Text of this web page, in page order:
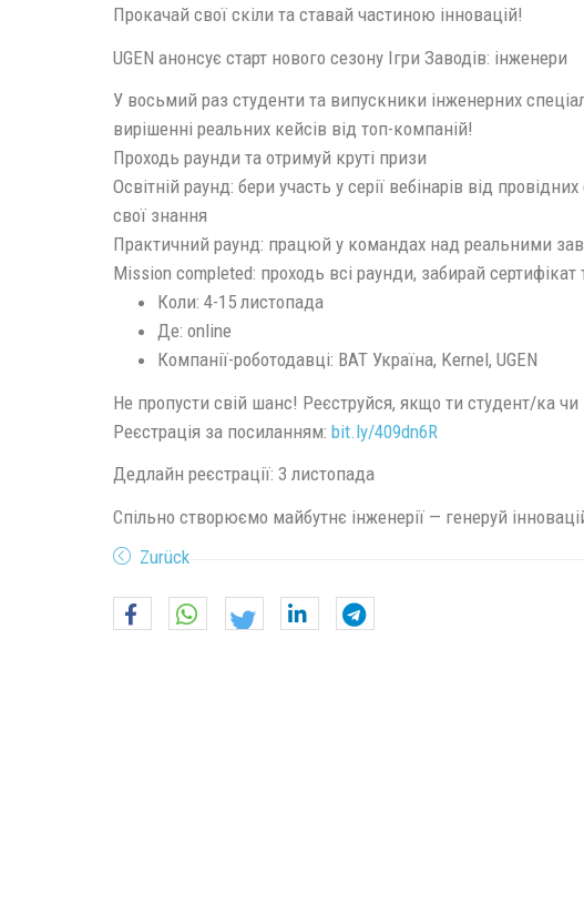
Прокачай свої скіли та ставай частиною інновацій!
UGEN анонсує старт нового сезону Ігри Заводів: інженери
У восьмий раз студенти та випускники інженерних
вирішенні реальних кейсів від топ-компаній!
Проходь раунди та отримуй круті призи
Освітній раунд: бери участь у серії вебінарів від
свої знання
Практичний раунд: працюй у командах над реальними
Mission completed: проходь всі раунди, забирай
Коли: 4-15 листопада
Де: online
Компанії-роботодавці: BAT Україна, Kernel, UGEN
Не пропусти свій шанс! Реєструйся, якщо ти студент/ка
Реєстрація за посиланням: bit.ly/409dn6R
Дедлайн реєстрації: 3 листопада
Спільно створюємо майбутнє інженерії — генеруй
Zurück